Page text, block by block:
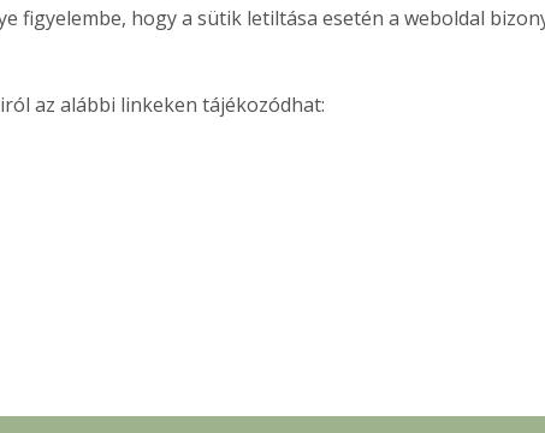
figyelembe, hogy a sütik letiltása esetén a weboldal
az alábbi linkeken tájékozódhat: